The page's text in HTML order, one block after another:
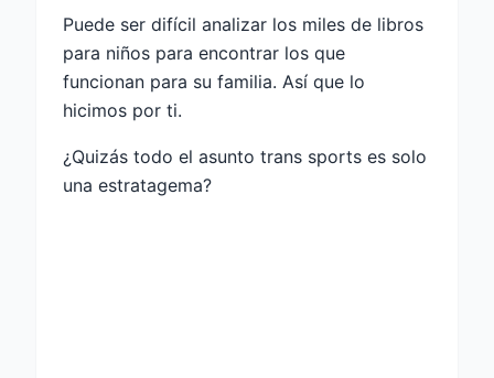
Puede ser difícil analizar los miles de libros
para niños para encontrar los que
funcionan para su familia. Así que lo
hicimos por ti.
¿Quizás todo el asunto trans sports es solo
una estratagema?